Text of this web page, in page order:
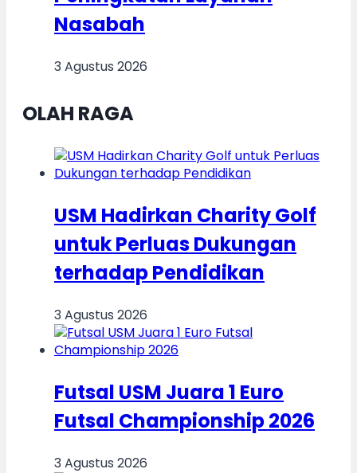
Nasabah
3 Agustus 2026
OLAH RAGA
USM Hadirkan Charity Golf
untuk Perluas Dukungan
terhadap Pendidikan
3 Agustus 2026
Futsal USM Juara 1 Euro
Futsal Championship 2026
3 Agustus 2026